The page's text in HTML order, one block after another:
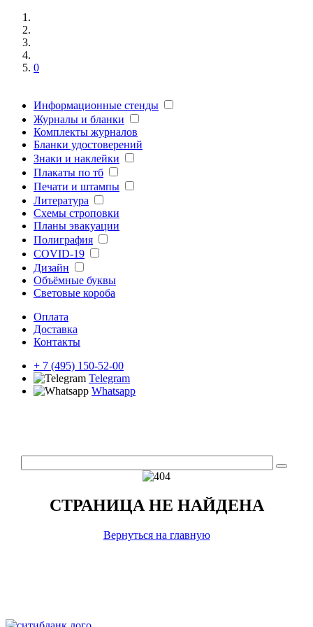
0
Информационные стенды
Журналы и бланки
Комплекты журналов
Бланки удостоверений
Знаки и наклейки
Плакаты по тб
Печати и штампы
Литература
Схемы строповки
Планы эвакуации
Полиграфия
COVID-19
Дизайн
Объёмные буквы
Световые короба
Оплата
Доставка
Контакты
+ 7 (495) 150-52-00
Telegram
Whatsapp
СТРАНИЦА НЕ НАЙДЕНА
Вернуться на главную